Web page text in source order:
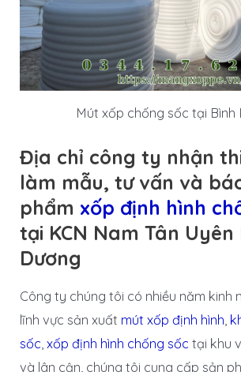
Mút xốp chống sốc tại Bình
Địa chỉ công ty nhận
làm mẫu, tư vấn và
phẩm xốp định hình
tại KCN Nam Tân Uyên
Dương
Công ty chúng tôi có nhiều năm kinh
lĩnh vực sản xuất mút xốp định hình,
sốc,xốp định hình chống sốc tại khu
và lân cận, chúng tôi cung cấp sản